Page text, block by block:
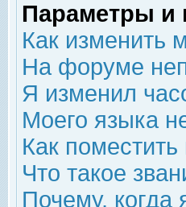
Параметры и
Как изменить
На форуме
Я изменил
Моего языка
Как
Что такое
Почему, когда